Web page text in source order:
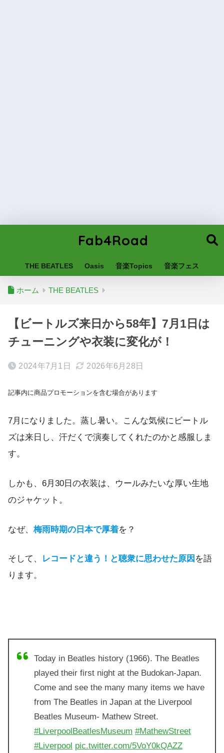
Fab4Road
THE BEATLES Oasis 音楽Topics 音楽フェス
ホーム THE BEATLES
【ビートルズ来日から58年】7月1日は
チューニングや衣装に変化が！
2024年7月1日 2026年6月28日
記事内に商品プロモーションを含む場合があります
7月になりました。蒸し暑い。こんな気候にビートル
ズは来日し、汗だくで演奏してくれたのかと感服しま
す。
しかも、6月30日の衣装は、ウールみたいな厚い生地
のジャケット。
なぜ、 梅雨時期の日本で厚着を？
そして、 レコードと違う！と聴衆に思わせた原因 を語
ります。
Today in Beatles history (1966). The Beatles
played their first night at the Budokan-Japan.
Come and see the many many items we have
from The Beatles in Japan at the Liverpool
Beatles Museum- Mathew Street.
#LiverpoolBeatlesMuseum #MathewStreet
#Liverpool pic.twitter.com/5VoY0kQAZZ